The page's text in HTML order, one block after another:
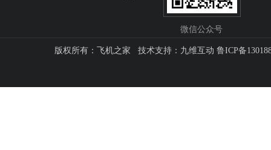
微信公众号
版权所有：飞机之家 技术支持： 九维互动 鲁ICP备